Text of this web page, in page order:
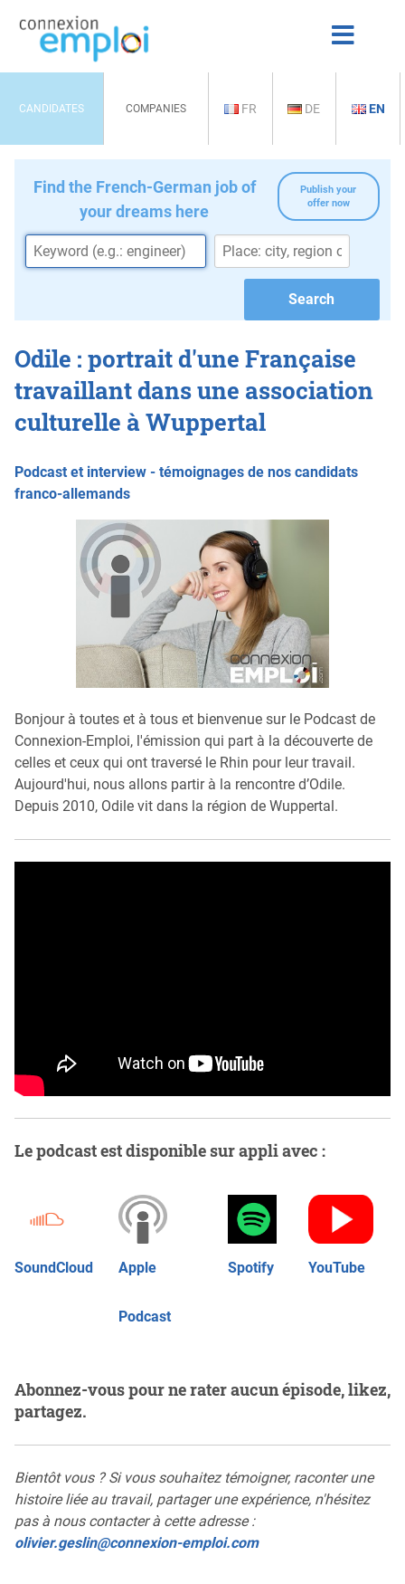
CANDIDATES COMPANIES FR DE EN
Publish your
offer now
Find the French-German job of
your dreams here
Odile : portrait d'une Française
travaillant dans une association
culturelle à Wuppertal
Podcast et interview - témoignages de nos candidats
franco-allemands
Bonjour à toutes et à tous et bienvenue sur le Podcast de
Connexion-Emploi, l'émission qui part à la découverte de
celles et ceux qui ont traversé le Rhin pour leur travail.
Aujourd'hui, nous allons partir à la rencontre d’Odile.
Depuis 2010, Odile vit dans la région de Wuppertal.
Le podcast est disponible sur appli avec :
SoundCloud Apple
Podcast
Spotify YouTube
Abonnez-vous pour ne rater aucun épisode, likez,
partagez.
Bientôt vous ? Si vous souhaitez témoigner, raconter une
histoire liée au travail, partager une expérience, n'hésitez
pas à nous contacter à cette adresse :
olivier.geslin@connexion-emploi.com